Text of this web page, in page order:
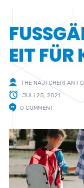
EIT FÜR
THE NAJI CHERFAN
JULI 25, 2021
0 COMMENT